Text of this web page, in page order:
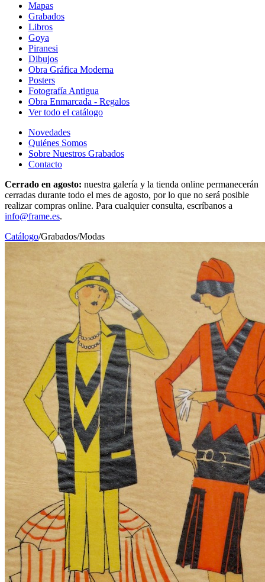
Mapas
Grabados
Libros
Goya
Piranesi
Dibujos
Obra Gráfica Moderna
Posters
Fotografía Antigua
Obra Enmarcada - Regalos
Ver todo el catálogo
Novedades
Quiénes Somos
Sobre Nuestros Grabados
Contacto
Cerrado en agosto: nuestra galería y la tienda online permanecerán
cerradas durante todo el mes de agosto, por lo que no será posible
realizar compras online. Para cualquier consulta, escríbanos a
info@frame.es.
Catálogo/Grabados/Modas